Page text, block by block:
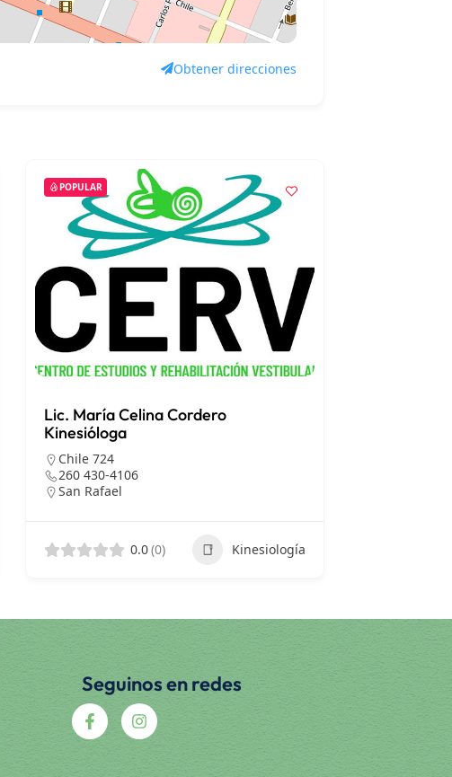
Obtener direcciones
POPULAR
Lic. María Celina Cordero
Kinesióloga
Chile 724
260 430-4106
San Rafael
0.0(0) Kinesiología
Seguinos en redes